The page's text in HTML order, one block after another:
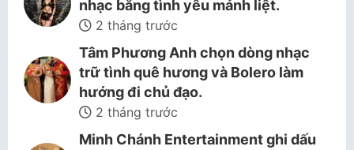
nhạc bằng tình yêu mảnh liệt.
2 tháng trước
Tâm Phương Anh chọn dòng nhạc
trữ tình quê hương và Bolero làm
hướng đi chủ đạo.
2 tháng trước
Minh Chánh Entertainment ghi dấu